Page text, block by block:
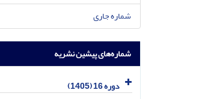
شماره جاری
شماره‌های پیشین نشریه
دوره 16 (1405)